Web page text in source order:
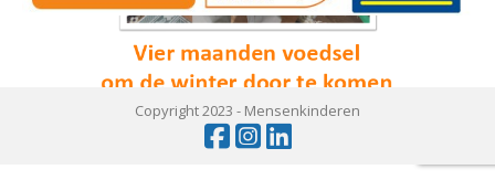
Copyright 2023 - Mensenkinderen